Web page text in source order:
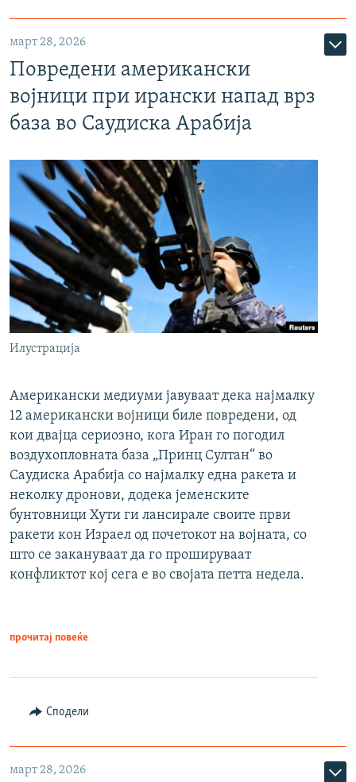
март 28, 2026
Повредени американски
војници при ирански напад врз
база во Саудиска Арабија
Илустрација
Американски медиуми јавуваат дека најмалку
12 американски војници биле повредени, од
кои двајца сериозно, кога Иран го погодил
воздухопловната база „Принц Султан“ во
Саудиска Арабија со најмалку една ракета и
неколку дронови, додека јеменските
бунтовници Хути ги лансирале своите први
ракети кон Израел од почетокот на војната, со
што се закануваат да го прошируваат
конфликтот кој сега е во својата петта недела.
прочитај повеќе
Сподели
март 28, 2026